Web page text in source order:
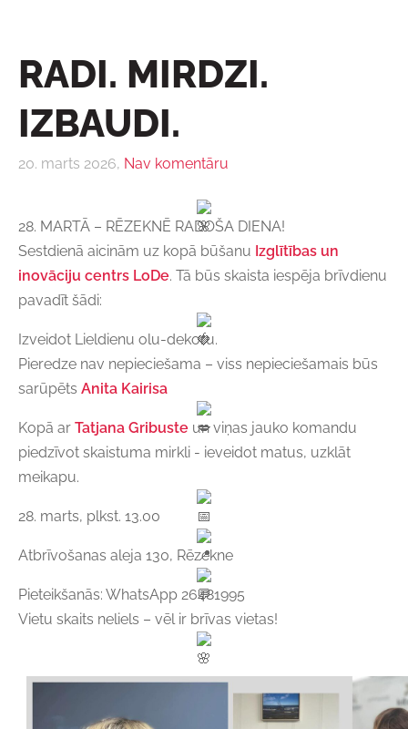
RADI. MIRDZI.
IZBAUDI.
20. marts 2026, Nav komentāru
28. MARTĀ – RĒZEKNĒ RADOŠA DIENA!
Sestdienā aicinām uz kopā būšanu Izglītības un
inovāciju centrs LoDe. Tā būs skaista iespēja brīvdienu
pavadīt šādi:
Izveidot Lieldienu olu-dekoru.
Pieredze nav nepieciešama – viss nepieciešamais būs
sarūpēts Anita Kairisa
Kopā ar Tatjana Gribuste un viņas jauko komandu
piedzīvot skaistuma mirkli - ieveidot matus, uzklāt
meikapu.
28. marts, plkst. 13.00
Atbrīvošanas aleja 130, Rēzekne
Pieteikšanās: WhatsApp 26481995
Vietu skaits neliels – vēl ir brīvas vietas!